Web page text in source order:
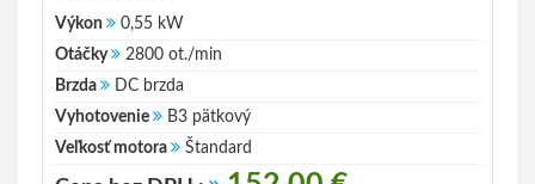
Výkon
0,55 kW
Otáčky
2800 ot./min
Brzda
DC brzda
Vyhotovenie
B3 pätkový
Veľkosť motora
Štandard